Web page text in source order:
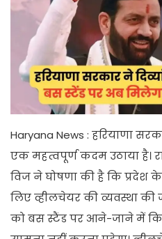
Haryana News : हरियाणा
एक महत्वपूर्ण कदम उठाया है।
विज ने घोषणा की है कि प्रदेश
लिए व्हीलचेयर की व्यवस्था की
को बस स्टैंड पर आने-जाने में